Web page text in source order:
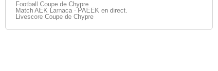
Football Coupe de Chypre
Match AEK Larnaca - PAEEK en direct.
Livescore Coupe de Chypre